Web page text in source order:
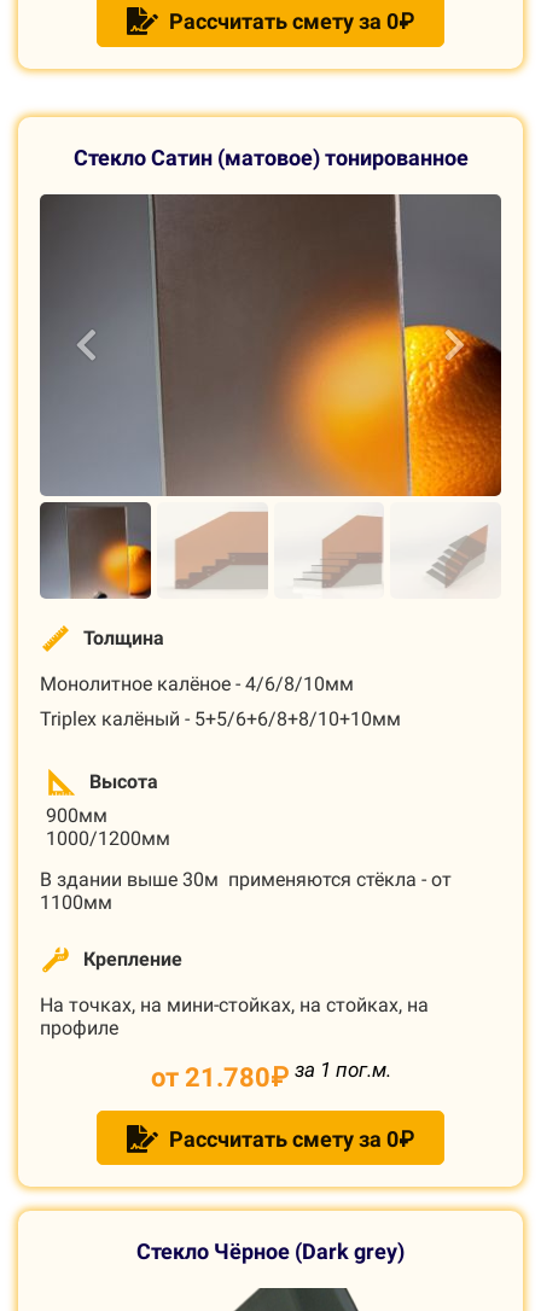
Рассчитать смету за 0₽
Стекло Сатин (матовое) тонированное
Толщина
Монолитное калёное - 4/6/8/10мм
Triplex калёный - 5+5/6+6/8+8/10+10мм
Высота
900мм
1000/1200мм
В здании выше 30м применяются стёкла - от
1100мм
Крепление
На точках, на мини-стойках, на стойках, на
профиле
от 21.780₽ за 1 пог.м.
Рассчитать смету за 0₽
Стекло Чёрное (Dark grey)